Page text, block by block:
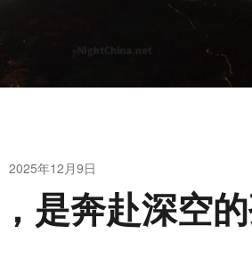
2025年12月9日
是奔赴深空